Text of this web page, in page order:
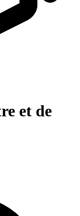
et de